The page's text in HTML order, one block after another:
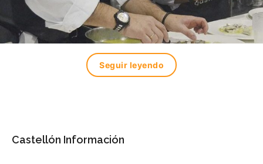
Seguir leyendo
Castellón Información